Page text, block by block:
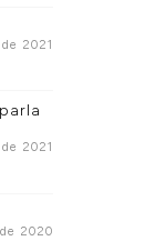
2021
2021
2020